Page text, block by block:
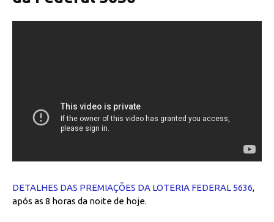
DETALHES DAS PREMIAÇÕES DA LOTERIA FEDERAL 5636,
após as 8 horas da noite de hoje.